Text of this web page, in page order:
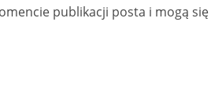
publikacji posta i mogą